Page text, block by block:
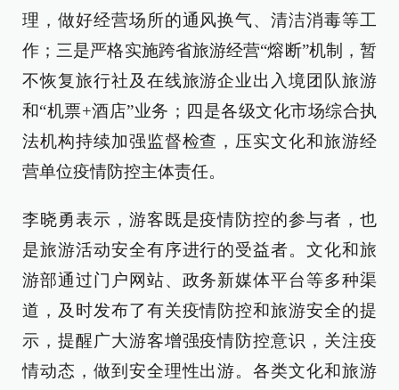
理，做好经营场所的通风换气、清洁消毒等工
作；三是严格实施跨省旅游经营“熔断”机制，暂
不恢复旅行社及在线旅游企业出入境团队旅游
和“机票+酒店”业务；四是各级文化市场综合执
法机构持续加强监督检查，压实文化和旅游经
营单位疫情防控主体责任。
李晓勇表示，游客既是疫情防控的参与者，也
是旅游活动安全有序进行的受益者。文化和旅
游部通过门户网站、政务新媒体平台等多种渠
道，及时发布了有关疫情防控和旅游安全的提
示，提醒广大游客增强疫情防控意识，关注疫
情动态，做到安全理性出游。各类文化和旅游